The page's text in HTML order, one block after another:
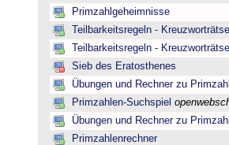
Primzahlgeheimnisse
Teilbarkeitsregeln - Kreuzworträtsel
Teilbarkeitsregeln - Kreuzworträtsel
Sieb des Eratosthenes
Übungen und Rechner zu
Primzahlen-Suchspiel
Übungen und Rechner zu
Primzahlenrechner